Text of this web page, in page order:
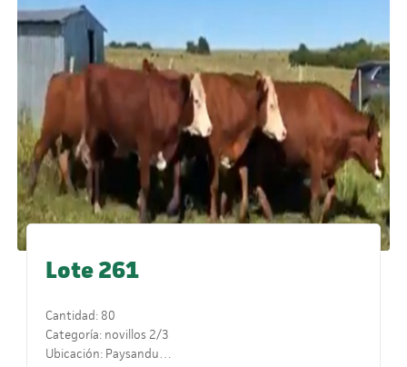
Lote 261
Cantidad: 80
Categoría: novillos 2/3
Ubicación: Paysandu